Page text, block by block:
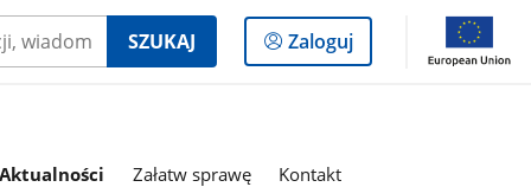
SZUKAJ
Logowanie
do
Zaloguj
Aktualności Załatw sprawę Kontakt